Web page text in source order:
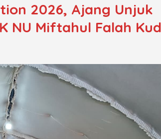
2026, Ajang Unjuk
NU Miftahul Falah